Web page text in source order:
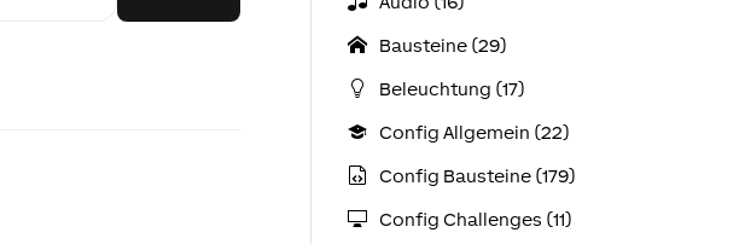
Bausteine (29)
Beleuchtung (17)
Config Allgemein (22)
Config Bausteine (179)
Config Challenges (11)